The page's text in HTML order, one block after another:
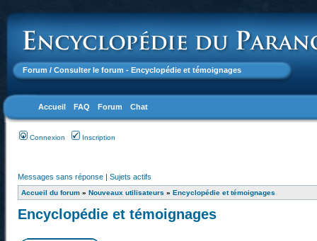
Forum / Consulter le forum - Encyclopédie et témoignages
Accueil FAQ Forum Chat
Connexion Inscription
Messages sans réponse | Sujets actifs
Accueil du forum » Nouveaux utilisateurs » Encyclopédie et témoignages
Encyclopédie et témoignages